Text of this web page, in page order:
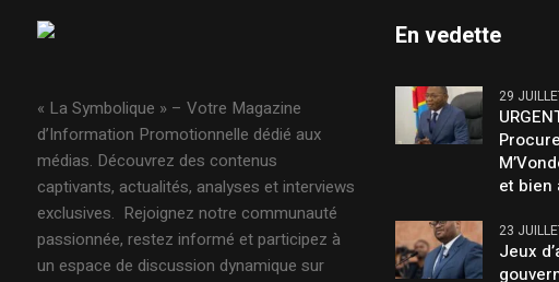
« La Symbolique » – Votre Magazine
d’Information Promotionnelle dédié aux
médias. Découvrez des contenus
captivants, actualités, analyses et interviews
exclusives. Rejoignez notre communauté
passionnée, restez informé et participez à
un espace de discussion dynamique sur
En vedette
29
et bien
23
Jeux